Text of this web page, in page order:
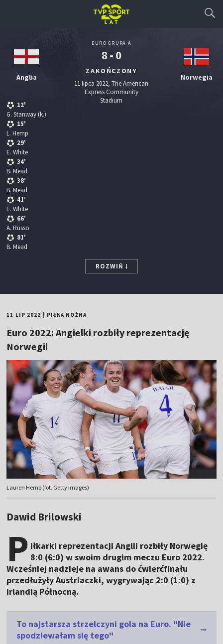
Anglia
12'
G. Stanway (k.)
15'
L. Hemp
29'
E. White
34'
B. Mead
38'
B. Mead
41'
E. White
66'
A. Russo
81'
B. Mead
EURO GRUPA A
8 - 0
ZAKOŃCZONY
11 lipca 2022, The American
Express Community
Stadium
Norwegia
ROZWIŃ
11 LIP 2022 PIŁKA NOŻNA
Euro 2022: Angielki rozbiły reprezentację
Norwegii
Lauren Hemp (fot. Getty Images)
Dawid Brilowski
P iłkarki reprezentacji Anglii rozbiły Norwegię
8:0 (6:0) w swoim drugim meczu Euro 2022.
Wcześniej nadzieje na awans do ćwierćfinału
przedłużyły Austriaczki, wygrywając 2:0 (1:0) z
Irlandią Północną.
To najstarsza strzelczyni gola na Euro. "Nie
spodziewałam się tego"